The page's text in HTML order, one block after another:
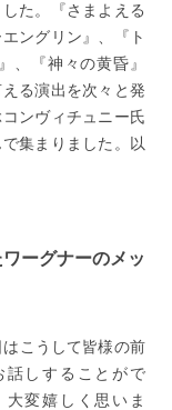
た。『さまよえる
ングリン』、『ト
、『神々の黄昏』
る演出を次々と発
ンヴィチュニー氏
集まりました。以
ーグナーのメッ
はこうして皆様の前
話しすることがで
大変嬉しく思いま